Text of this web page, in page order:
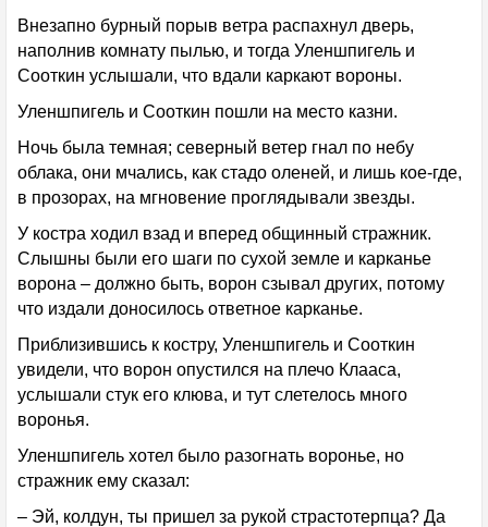
Внезапно бурный порыв ветра распахнул дверь,
наполнив комнату пылью, и тогда Уленшпигель и
Сооткин услышали, что вдали каркают вороны.
Уленшпигель и Сооткин пошли на место казни.
Ночь была темная; северный ветер гнал по небу
облака, они мчались, как стадо оленей, и лишь кое-где,
в прозорах, на мгновение проглядывали звезды.
У костра ходил взад и вперед общинный стражник.
Слышны были его шаги по сухой земле и карканье
ворона – должно быть, ворон сзывал других, потому
что издали доносилось ответное карканье.
Приблизившись к костру, Уленшпигель и Сооткин
увидели, что ворон опустился на плечо Клааса,
услышали стук его клюва, и тут слетелось много
воронья.
Уленшпигель хотел было разогнать воронье, но
стражник ему сказал:
– Эй, колдун, ты пришел за рукой страстотерпца? Да